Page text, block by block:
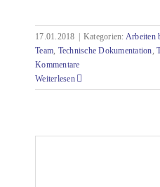
17.01.2018 Kategorien: Arbeiten
Team, Technische Dokumentation,
Kommentare
Weiterlesen